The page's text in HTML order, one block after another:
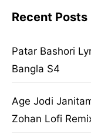
Recent Posts
Patar Bashori
Bangla S4
Age Jodi Janitam
Zohan Lofi